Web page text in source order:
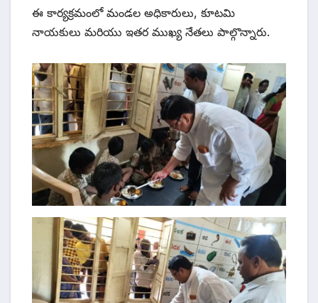
ఈ కార్యక్రమంలో మండల అధికారులు, కూటమి
నాయకులు మరియు ఇతర ముఖ్య నేతలు పాల్గొన్నారు.